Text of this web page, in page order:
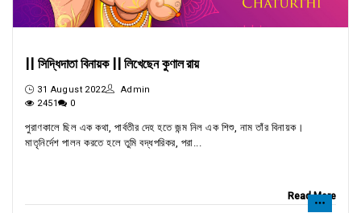
|| সিদ্ধিদাতা বিনায়ক || লিখেছেন কুণাল রায়
31 August 2022
Admin
2451
0
পুরাণকালে ছিল এক কথা, পার্বতীর দেহ হতে জন্ম নিল এক শিশু, নাম তাঁর বিনায়ক।
মাতৃনির্দেশ পালন করতে হলে তুমি বদ্ধপরিকর, পরা...
Read More